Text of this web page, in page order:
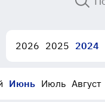
2026 2025 2024
Июнь Июль Август